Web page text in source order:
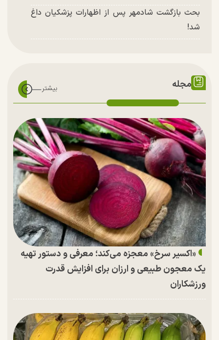
بحث بازگشت شادمهر پس از اظهارات پزشکیان داغ
شد!
مجله
«اکسیر سرخ» معجزه می‌کند؛ معرفی و دستور تهیه
یک معجون طبیعی و ارزان برای افزایش قدرت
ورزشکاران